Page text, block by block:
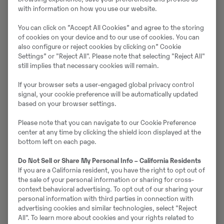
Swecon Rental, med huvudkontor i Karlstad, är en av
Sveriges största uthyrningsföretag av stora
entreprenadmaskiner utan förare. Bolaget bildades
2017 ur KEWAB:s affärsområden för uthyrning av
anläggningsmaskiner under namnet KEWAB Rental.
Anläggningsmaskiner AB och två år senare byter man
nu namn till Swecon Rental. Bolaget erbjuder
hand till bygg- och anläggningsföretag, industri och
offentlig sektor. Swecon Rentals kompetenta personal
har lång erfarenhet av uthyrning och hjälper sina
kunder att välja rätt maskin och utrustning för
uppdraget.
Kvalitet är ett ledord i verksamheten och
målsättningen är att Swecon Rentals kunder ska
uppleva att verksamheten levererar vad som lovas
with information on how you use our website.
You can click on ”Accept All Cookies” and agree to the storing
of cookies on your device and to our use of cookies. You can
also configure or reject cookies by clicking on” Cookie
Settings” or "Reject All". Please note that selecting "Reject All"
still implies that necessary cookies will remain.
If your browser sets a user-engaged global privacy control
signal, your cookie preference will be automatically updated
based on your browser settings.
Please note that you can navigate to our Cookie Preference
center at any time by clicking the shield icon displayed at the
bottom left on each page.
Do Not Sell or Share My Personal Info – California Residents
If you are a California resident, you have the right to opt out of
the sale of your personal information or sharing for cross-
context behavioral advertising. To opt out of our sharing your
personal information with third parties in connection with
advertising cookies and similar technologies, select "Reject
All". To learn more about cookies and your rights related to